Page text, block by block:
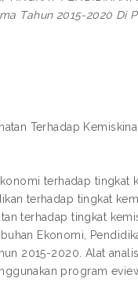
Tahun 2015-2020 Di
Terhadap
terhadap tingkat
terhadap tingkat
terhadap tingkat
Ekonomi,
2015-2020. Alat
program